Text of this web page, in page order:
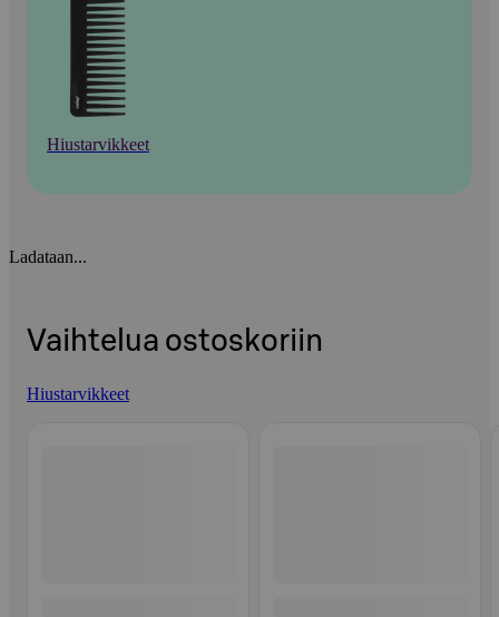
Hiustarvikkeet
Ladataan...
Vaihtelua ostoskoriin
Hiustarvikkeet